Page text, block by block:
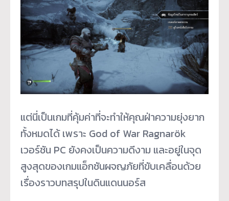
แต่นี่เป็นเกมที่คุ้มค่าที่จะทำให้คุณฝ่าความยุ่งยาก
ทั้งหมดได้ เพราะ God of War Ragnarök
เวอร์ชัน PC ยังคงเป็นความดีงาม และอยู่ในจุด
สูงสุดของเกมแอ็กชันผจญภัยที่ขับเคลื่อนด้วย
เรื่องราวบทสรุปในดินแดนนอร์ส